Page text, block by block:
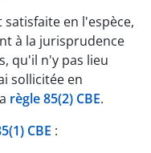
en l'espèce,
à la jurisprudence
qu'il n'y pas lieu
sollicitée en
règle 85(2) CBE.
CBE :